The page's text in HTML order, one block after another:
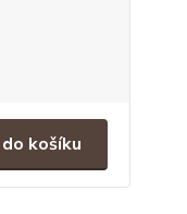
košíku